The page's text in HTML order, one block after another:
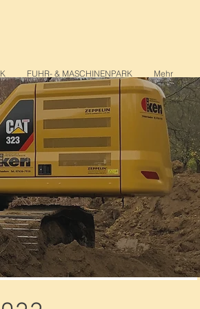
FUHR- & MASCHINENPARK Mehr